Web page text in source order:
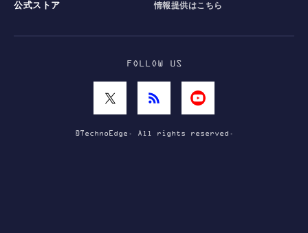
公式ストア 情報提供はこちら
FOLLOW US
©TechnoEdge. All rights reserved.